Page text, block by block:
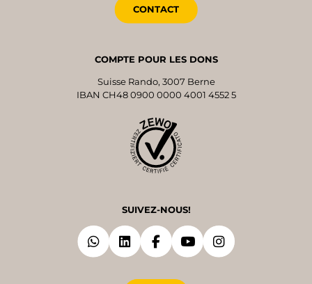
CONTACT
COMPTE POUR LES DONS
Suisse Rando, 3007 Berne
IBAN CH48 0900 0000 4001 4552 5
SUIVEZ-NOUS!